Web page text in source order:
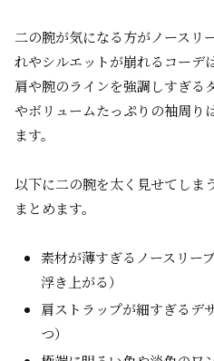
二の腕が気になる方がノースリ
れやシルエットが崩れるコーデ
肩や腕のラインを強調しすぎる
やボリュームたっぷりの袖周り
ます。
以下に二の腕を太く見せてしま
まとめます。
素材が薄すぎるノースリー
浮き上がる）
肩ストラップが細すぎるデ
つ）